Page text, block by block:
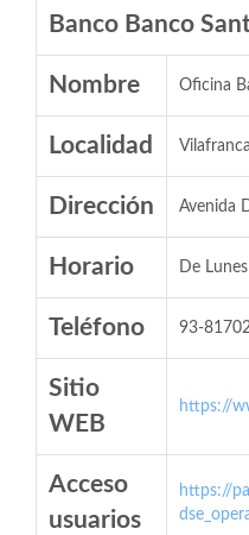
Banco Banco
Nombre Oficina
Localidad
Dirección Avenida
Horario De
Teléfono 93-
Sitio
WEB
https://
Acceso
usuarios
https://